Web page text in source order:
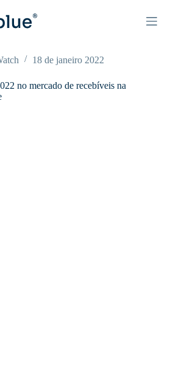
18 de janeiro 2022
no mercado de recebíveis na